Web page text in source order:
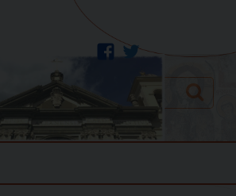
twitter
facebook
Search